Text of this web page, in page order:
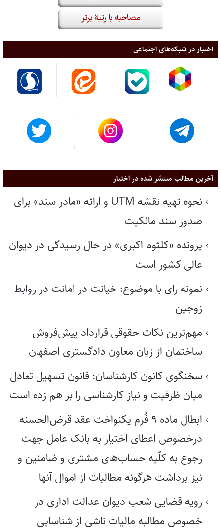
اختبار در شبکه‌های اجتماعی
آخرین مطالب منتشر شده در اختبار
نحوه تهیه نقشه UTM و ارائه «مادر سند» برای
صدور سند مالکیت
پرونده «کلثوم اکبری» در حال رسیدگی در دیوان
عالی کشور است
نمونه رای با موضوع: خیانت در امانت در روابط
زوجین
مهم‌ترین نکات حقوقی قرارداد پیش‌فروش
ساختمان از زبان معاون دادگستری اصفهان
سخنگوی کانون کارشناسان: قانون تسهیل تعادل
میان ظرفیت و نیاز کارشناسی را بر هم زده است
ابطال ماده ۹ فُرم یکنواخت عقد قرض‌الحسنه
درخصوص اعطای اختیار به بانک عامل جهت
رجوع به کلّیه حساب‌های مشتری و ضامنین و
نیز برداشت هرگونه مطالبات از اموال آنها
رویه قضایی شعب دیوان عدالت اداری در
خصوص مطالبه مالیات ناشی از شناسایی